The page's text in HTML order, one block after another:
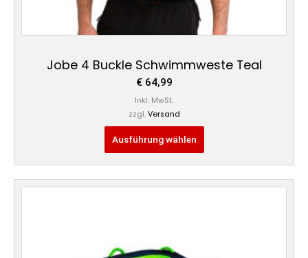
Jobe 4 Buckle Schwimmweste Teal
€64,99
Inkl. MwSt.
zzgl. Versand
Ausführung wählen